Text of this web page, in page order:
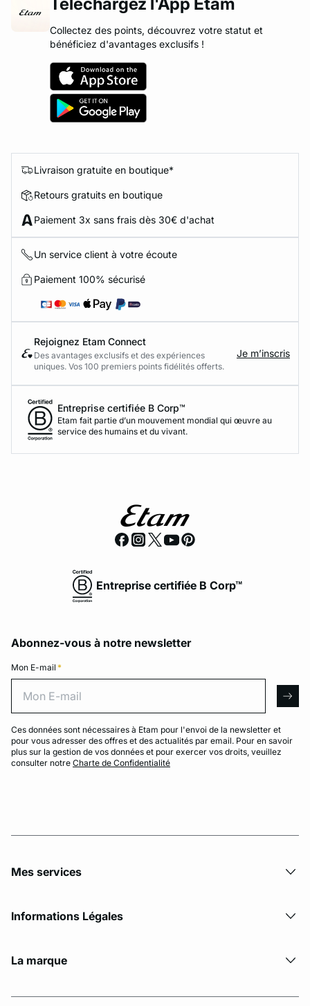
Collectez des points, découvrez votre statut et
bénéficiez d'avantages exclusifs !
Livraison gratuite en boutique*
Retours gratuits en boutique
Paiement 3x sans frais dès 30€ d'achat
Un service client à votre écoute
Paiement 100% sécurisé
Rejoignez Etam Connect
Des avantages exclusifs et des expériences
uniques. Vos 100 premiers points fidélités offerts.
Je m’inscris
Entreprise certifiée B Corp™
Etam fait partie d’un mouvement mondial qui œuvre au
service des humains et du vivant.
Entreprise certifiée B Corp™
Abonnez-vous à notre newsletter
Mon E-mail *
Ces données sont nécessaires à Etam pour l'envoi de la newsletter et
pour vous adresser des offres et des actualités par email. Pour en savoir
plus sur la gestion de vos données et pour exercer vos droits, veuillez
consulter notre Charte de Confidentialité
Mes services
Informations Légales
La marque